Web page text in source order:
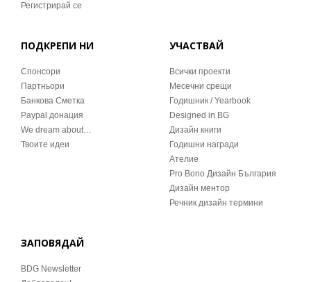
Регистрирай се
ПОДКРЕПИ НИ
Спонсори
Партньори
Банкова Сметка
Paypal донация
We dream about…
Твоите идеи
УЧАСТВАЙ
Всички проекти
Месечни срещи
Годишник / Yearbook
Designed in BG
Дизайн книги
Годишни награди
Ателие
Pro Bono Дизайн България
Дизайн ментор
Речник дизайн термини
ЗАПОВЯДАЙ
BDG Newsletter